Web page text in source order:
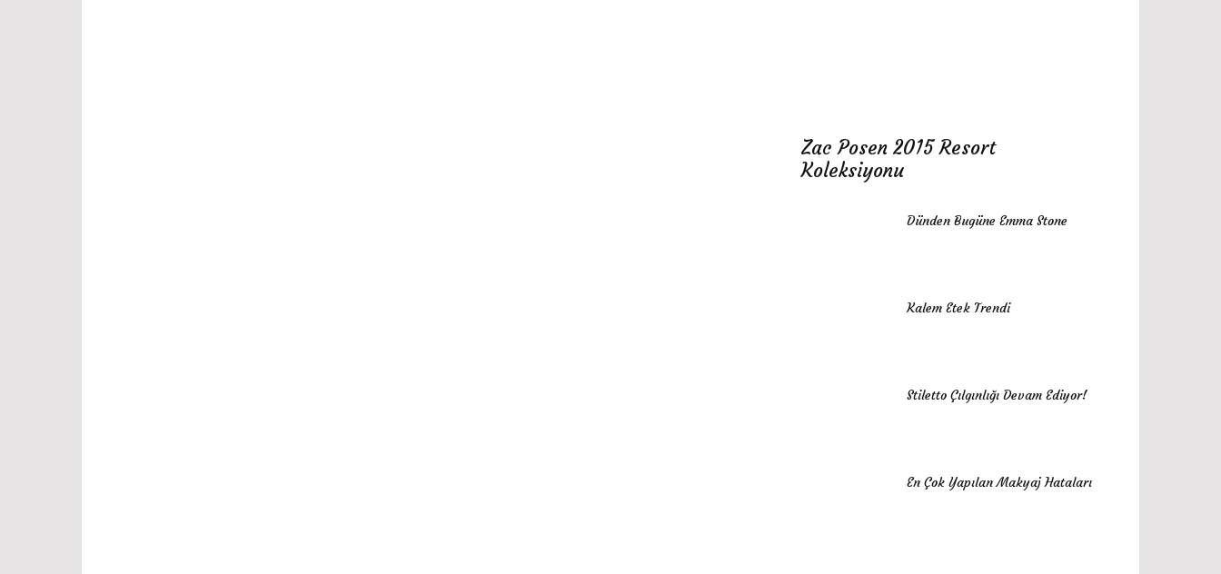
Zac Posen 2015 Resort
Koleksiyonu
Dünden Bugüne Emma Stone
Kalem Etek Trendi
Stiletto Çılgınlığı Devam Ediyor!
En Çok Yapılan Makyaj Hataları